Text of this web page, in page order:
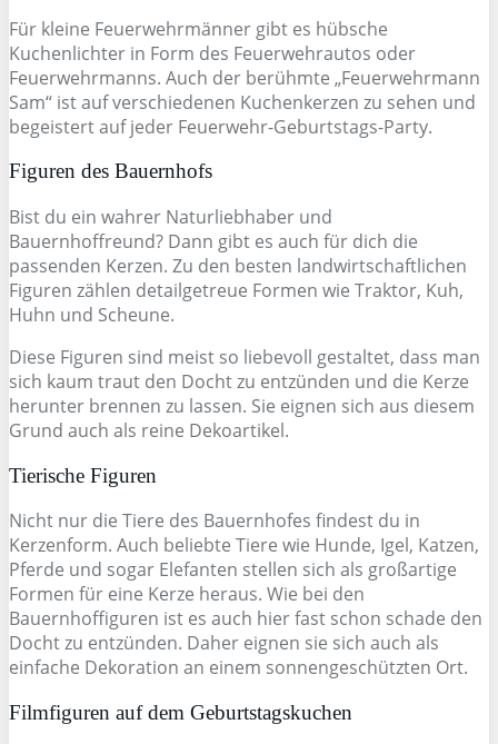
Für kleine Feuerwehrmänner gibt es hübsche
Kuchenlichter in Form des Feuerwehrautos oder
Feuerwehrmanns. Auch der berühmte „Feuerwehrmann
Sam“ ist auf verschiedenen Kuchenkerzen zu sehen und
begeistert auf jeder Feuerwehr-Geburtstags-Party.
Figuren des Bauernhofs
Bist du ein wahrer Naturliebhaber und
Bauernhoffreund? Dann gibt es auch für dich die
passenden Kerzen. Zu den besten landwirtschaftlichen
Figuren zählen detailgetreue Formen wie Traktor, Kuh,
Huhn und Scheune.
Diese Figuren sind meist so liebevoll gestaltet, dass man
sich kaum traut den Docht zu entzünden und die Kerze
herunter brennen zu lassen. Sie eignen sich aus diesem
Grund auch als reine Dekoartikel.
Tierische Figuren
Nicht nur die Tiere des Bauernhofes findest du in
Kerzenform. Auch beliebte Tiere wie Hunde, Igel, Katzen,
Pferde und sogar Elefanten stellen sich als großartige
Formen für eine Kerze heraus. Wie bei den
Bauernhoffiguren ist es auch hier fast schon schade den
Docht zu entzünden. Daher eignen sie sich auch als
einfache Dekoration an einem sonnengeschützten Ort.
Filmfiguren auf dem Geburtstagskuchen